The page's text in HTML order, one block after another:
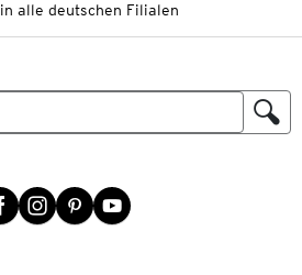
in alle deutschen Filialen